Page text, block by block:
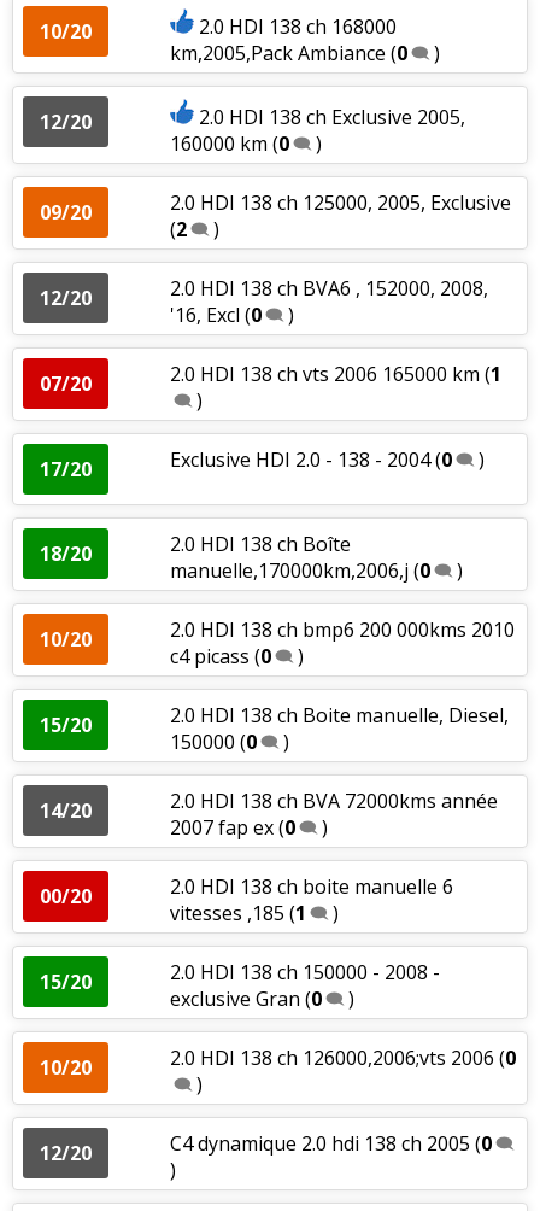
10/20
2.0 HDI 138 ch 168000
km,2005,Pack Ambiance (0 )
12/20
2.0 HDI 138 ch Exclusive 2005,
160000 km (0 )
09/20
2.0 HDI 138 ch 125000, 2005, Exclusive
(2 )
12/20
2.0 HDI 138 ch BVA6 , 152000, 2008,
'16, Excl (0 )
07/20 2.0 HDI 138 ch vts 2006 165000 km (1
)
17/20 Exclusive HDI 2.0 - 138 - 2004(0 )
18/20
2.0 HDI 138 ch Boîte
manuelle,170000km,2006,j (0 )
10/20
2.0 HDI 138 ch bmp6 200 000kms 2010
c4 picass (0 )
15/20
2.0 HDI 138 ch Boite manuelle, Diesel,
150000 (0 )
14/20
2.0 HDI 138 ch BVA 72000kms année
2007 fap ex(0 )
00/20
2.0 HDI 138 ch boite manuelle 6
vitesses ,185 (1 )
15/20
2.0 HDI 138 ch 150000 - 2008 -
exclusive Gran (0 )
10/20 2.0 HDI 138 ch 126000,2006;vts 2006 (0
)
12/20 C4 dynamique 2.0 hdi 138 ch 2005 (0
)